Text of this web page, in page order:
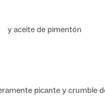
y aceite de pimentón
picante y crumble